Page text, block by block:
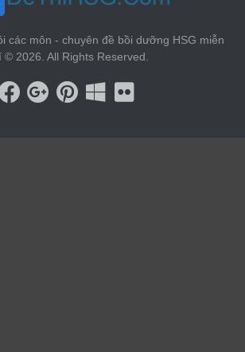
các môn - chuyên đề bồi dưỡng HSG miễn
© 2026. All Rights Reserved.